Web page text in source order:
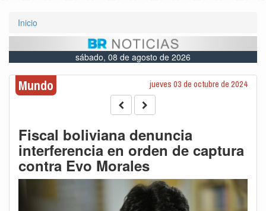
Inicio
sábado, 08 de agosto de 2026
Mundo jueves 03 de octubre de 2024
Fiscal boliviana denuncia
interferencia en orden de captura
contra Evo Morales